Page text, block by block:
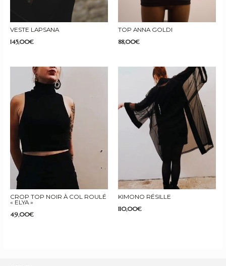
VESTE LAPSANA
145,00€
TOP ANNA GOLDI
88,00€
CROP TOP NOIR À COL ROULÉ
« ELYA »
49,00€
KIMONO RÉSILLE
110,00€